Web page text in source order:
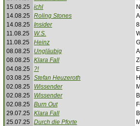
15.08.25
ichl
14.08.25
Roling Stones
14.08.25
Insider
11.08.25
W.S.
11.08.25
Heinz
08.08.25
Ungläubig
08.08.25
Klara Fall
04.08.25
?!
03.08.25
Stefan Heuzeroth
02.08.25
Wissender
02.08.25
Wissender
02.08.25
Burn Out
29.07.25
Klara Fall
25.07.25
Durch die Pforte